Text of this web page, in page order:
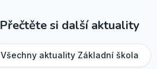
Přečtěte si další aktuality
Všechny aktuality Základní škola